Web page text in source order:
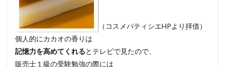
（コスメパティシエHPより拝借）
個人的にカカオの香りは
記憶力を高めてくれるとテレビで見たので、
販売士１級の受験勉強の際には